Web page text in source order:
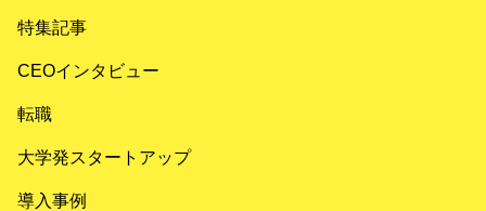
特集記事
CEOインタビュー
転職
大学発スタートアップ
導入事例